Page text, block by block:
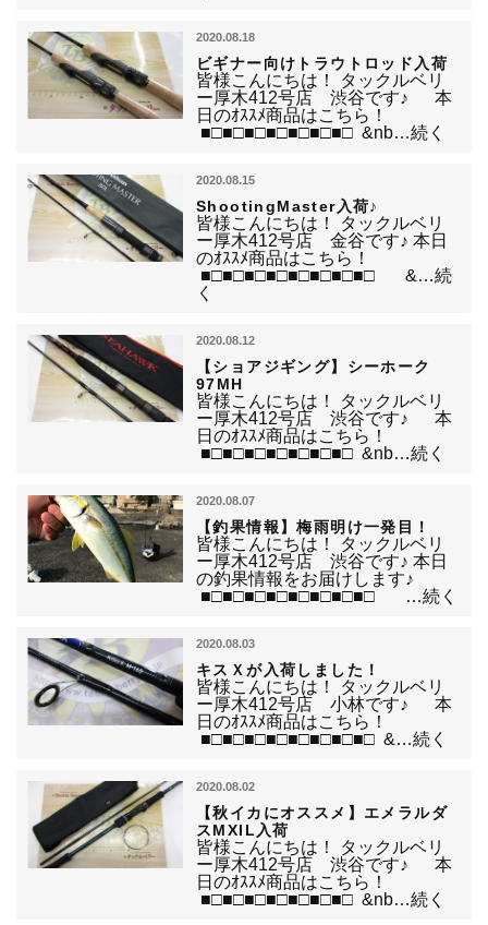
2020.08.18
ビギナー向けトラウトロッド入荷
皆様こんにちは！ タックルベリ
ー厚木412号店 渋谷です♪ 本
日のｵｽｽﾒ商品はこちら！
■□■□■□■□■□■□■□ &nb…続く
2020.08.15
ShootingMaster入荷♪
皆様こんにちは！ タックルベリ
ー厚木412号店 金谷です♪ 本日
のｵｽｽﾒ商品はこちら！
■□■□■□■□■□■□■□■□ &…続
く
2020.08.12
【ショアジギング】シーホーク
97MH
皆様こんにちは！ タックルベリ
ー厚木412号店 渋谷です♪ 本
日のｵｽｽﾒ商品はこちら！
■□■□■□■□■□■□■□ &nb…続く
2020.08.07
【釣果情報】梅雨明け一発目！
皆様こんにちは！ タックルベリ
ー厚木412号店 渋谷です♪ 本日
の釣果情報をお届けします♪
■□■□■□■□■□■□■□■□ …続く
2020.08.03
キスＸが入荷しました！
皆様こんにちは！ タックルベリ
ー厚木412号店 小林です♪ 本
日のｵｽｽﾒ商品はこちら！
■□■□■□■□■□■□■□■□ &…続く
2020.08.02
【秋イカにオススメ】エメラルダ
スMXIL入荷
皆様こんにちは！ タックルベリ
ー厚木412号店 渋谷です♪ 本
日のｵｽｽﾒ商品はこちら！
■□■□■□■□■□■□■□ &nb…続く